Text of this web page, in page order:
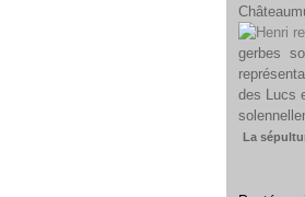
gerbes
des Lucs
La